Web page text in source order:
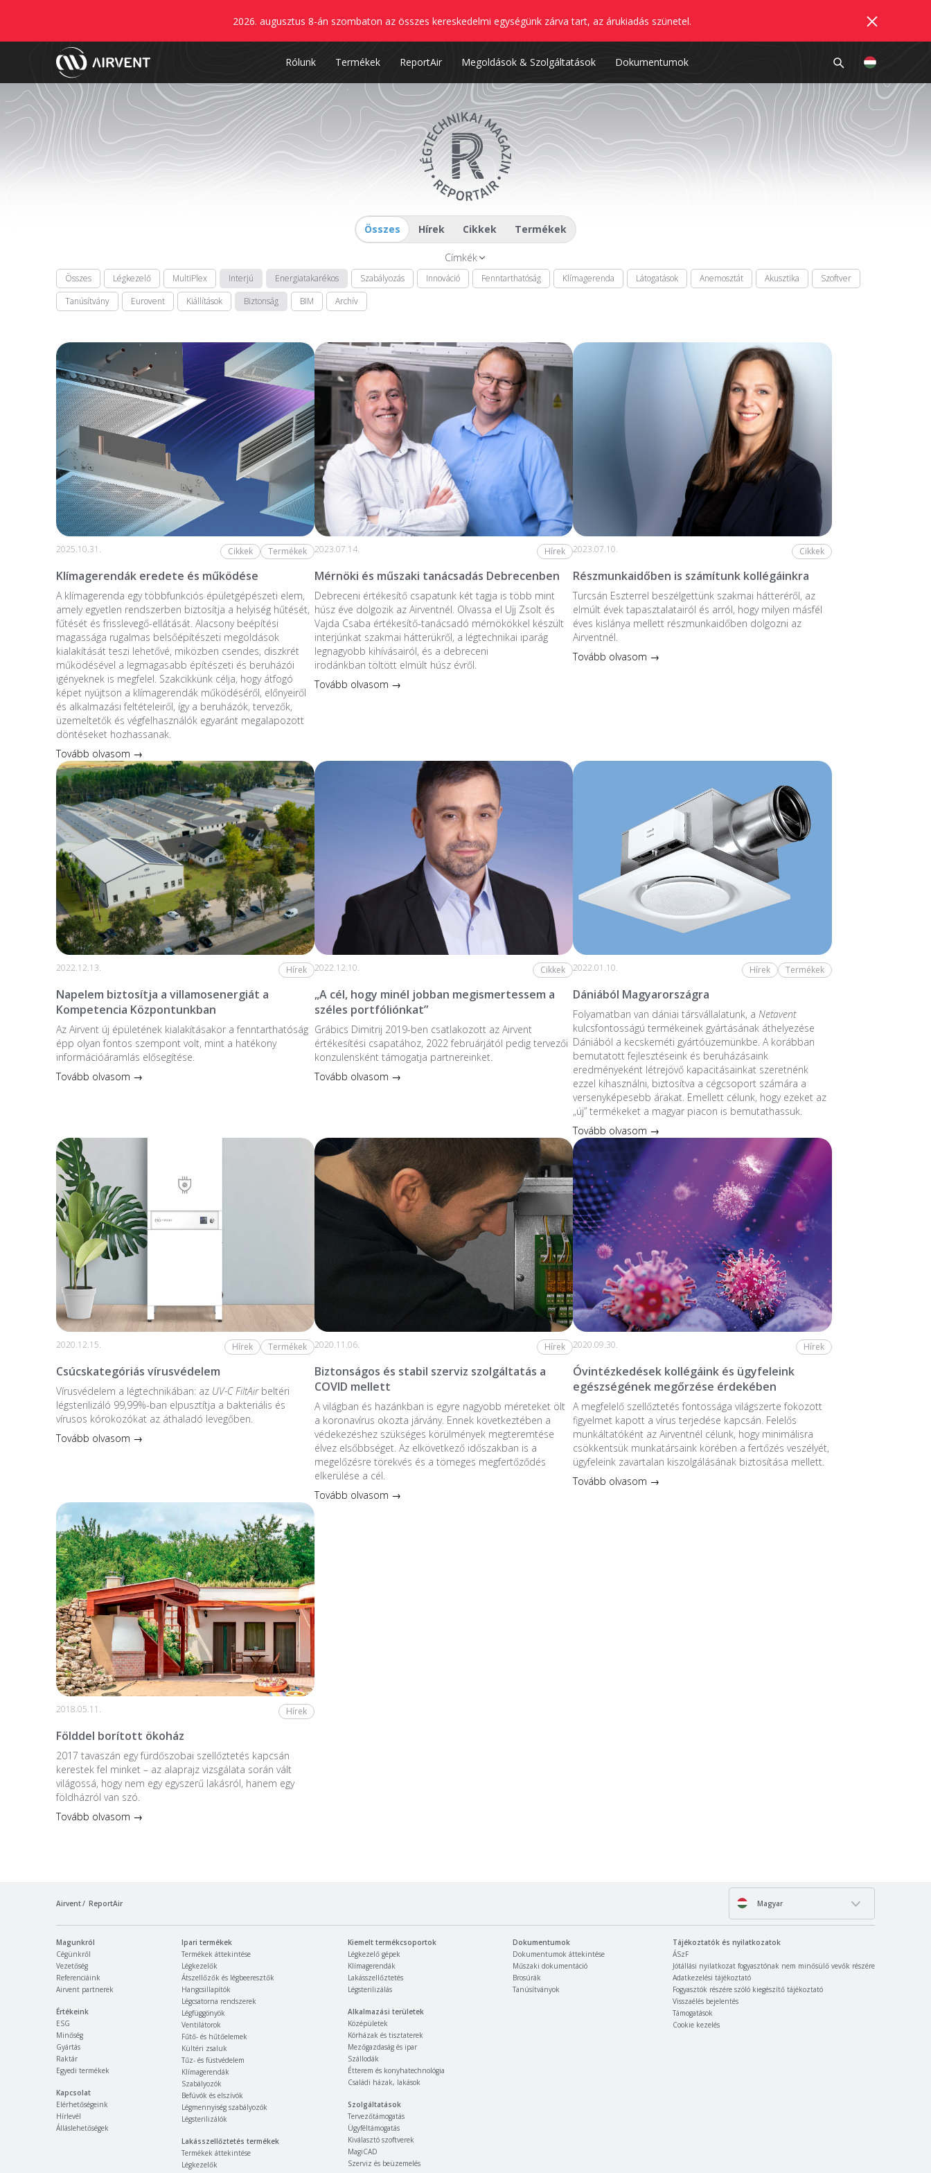
2026. augusztus 8-án szombaton az összes kereskedelmi egységünk zárva tart, az árukiadás szünetel.
Rólunk Termékek ReportAir Megoldások & Szolgáltatások Dokumentumok
Összes Hírek Cikkek Termékek
Címkék
Összes Légkezelő MultiPlex Interjú Energiatakarékos Szabályozás Innováció Fenntarthatóság Klímagerenda Látogatások Anemosztát Akusztika
Szoftver
Tanúsítvány
Eurovent Kiállítások Biztonság BIM Archív
2025.10.31. Cikkek Termékek
Klímagerendák eredete és működése
A klímagerenda egy többfunkciós épületgépészeti elem,
amely egyetlen rendszerben biztosítja a helyiség hűtését,
fűtését és frisslevegő-ellátását. Alacsony beépítési
magassága rugalmas belsőépítészeti megoldások
kialakítását teszi lehetővé, miközben csendes, diszkrét
működésével a legmagasabb építészeti és beruházói
igényeknek is megfelel. Szakcikkünk célja, hogy átfogó
képet nyújtson a klímagerendák működéséről, előnyeiről
és alkalmazási feltételeiről, így a beruházók, tervezők,
üzemeltetők és végfelhasználók egyaránt megalapozott
döntéseket hozhassanak.
Tovább olvasom →
2023.07.14. Hírek
Mérnöki és műszaki tanácsadás Debrecenben
Debreceni értékesítő csapatunk két tagja is több mint
húsz éve dolgozik az Airventnél. Olvassa el Ujj Zsolt és
Vajda Csaba értékesítő-tanácsadó mérnökökkel készült
interjúnkat szakmai hátterükről, a légtechnikai iparág
legnagyobb kihívásairól, és a debreceni
irodánkban töltött elmúlt húsz évről.
Tovább olvasom →
2023.07.10. Cikkek
Részmunkaidőben is számítunk kollégáinkra
Turcsán Eszterrel beszélgettünk szakmai hátteréről, az
elmúlt évek tapasztalatairól és arról, hogy milyen másfél
éves kislánya mellett részmunkaidőben dolgozni az
Airventnél.
Tovább olvasom →
2022.12.13. Hírek
Napelem biztosítja a villamosenergiát a
Kompetencia Központunkban
Az Airvent új épületének kialakításakor a fenntarthatóság
épp olyan fontos szempont volt, mint a hatékony
információáramlás elősegítése.
Tovább olvasom →
2022.12.10. Cikkek
„A cél, hogy minél jobban megismertessem a
széles portfóliónkat”
Grábics Dimitrij 2019-ben csatlakozott az Airvent
értékesítési csapatához, 2022 februárjától pedig tervezői
konzulensként támogatja partnereinket.
Tovább olvasom →
2022.01.10. Hírek Termékek
Dániából Magyarországra
Folyamatban van dániai társvállalatunk, aNetavent
kulcsfontosságú termékeinek gyártásának áthelyezése
Dániából a kecskeméti gyártóüzemünkbe. A korábban
bemutatott fejlesztéseink és beruházásaink
eredményeként létrejövő kapacitásainkat szeretnénk
ezzel kihasználni, biztosítva a cégcsoport számára a
versenyképesebb árakat. Emellett célunk, hogy ezeket az
„új” termékeket a magyar piacon is bemutathassuk.
Tovább olvasom →
2020.12.15. Hírek Termékek
Csúcskategóriás vírusvédelem
Vírusvédelem a légtechnikában: az UV-C FiltAirbeltéri
légsterilizáló 99,99%-ban elpusztítja a bakteriális és
vírusos kórokozókat az áthaladó levegőben.
Tovább olvasom →
2020.11.06. Hírek
Biztonságos és stabil szerviz szolgáltatás a
COVID mellett
A világban és hazánkban is egyre nagyobb méreteket ölt
a koronavírus okozta járvány. Ennek következtében a
védekezéshez szükséges körülmények megteremtése
élvez elsőbbséget. Az elkövetkező időszakban is a
megelőzésre törekvés és a tömeges megfertőződés
elkerülése a cél.
Tovább olvasom →
2020.09.30. Hírek
Óvintézkedések kollégáink és ügyfeleink
egészségének megőrzése érdekében
A megfelelő szellőztetés fontossága világszerte fokozott
figyelmet kapott a vírus terjedése kapcsán. Felelős
munkáltatóként az Airventnél célunk, hogy minimálisra
csökkentsük munkatársaink körében a fertőzés veszélyét,
ügyfeleink zavartalan kiszolgálásának biztosítása mellett.
Tovább olvasom →
2018.05.11. Hírek
Földdel borított ökoház
2017 tavaszán egy fürdőszobai szellőztetés kapcsán
kerestek fel minket – az alaprajz vizsgálata során vált
világossá, hogy nem egy egyszerű lakásról, hanem egy
földházról van szó.
Tovább olvasom →
Airvent ReportAir Magyar
Magunkról
Cégünkről
Vezetőség
Referenciáink
Airvent partnerek
Értékeink
ESG
Minőség
Gyártás
Raktár
Egyedi termékek
Kapcsolat
Elérhetőségeink
Hírlevél
Álláslehetőségek
Ipari termékek
Termékek áttekintése
Légkezelők
Átszellőzők és légbeeresztők
Hangcsillapítók
Légcsatorna rendszerek
Légfüggönyök
Ventilátorok
Fűtő- és hűtőelemek
Kültéri zsaluk
Tűz- és füstvédelem
Klímagerendák
Szabályozók
Befúvók és elszívók
Légmennyiség szabályozók
Légsterilizálók
Lakásszellőztetés termékek
Termékek áttekintése
Légkezelők
Kiemelt termékcsoportok
Légkezelő gépek
Klímagerendák
Lakásszellőztetés
Légsterilizálás
Alkalmazási területek
Középületek
Kórházak és tisztaterek
Mezőgazdaság és ipar
Szállodák
Étterem és konyhatechnológia
Családi házak, lakások
Szolgáltatások
Tervezőtámogatás
Ügyféltámogatás
Kiválasztó szoftverek
MagiCAD
Szerviz és beüzemelés
Dokumentumok
Dokumentumok áttekintése
Műszaki dokumentáció
Brosúrák
Tanúsítványok
Tájékoztatók és nyilatkozatok
ÁSzF
Jótállási nyilatkozat fogyasztónak nem minősülő vevők részére
Adatkezelési tájékoztató
Fogyasztók részére szóló kiegészítő tájékoztató
Visszaélés bejelentés
Támogatások
Cookie kezelés